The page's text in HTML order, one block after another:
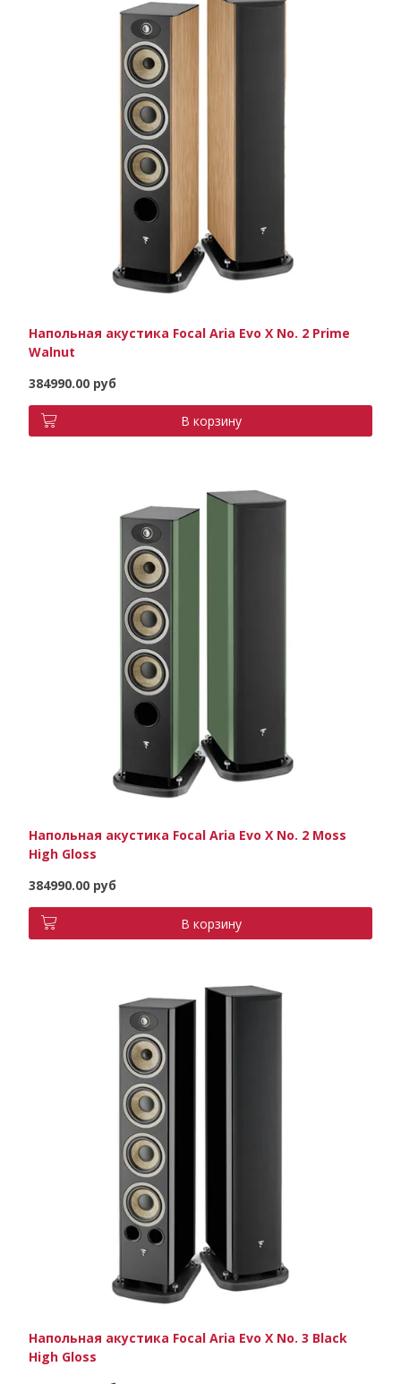
Напольная акустика Focal Aria Evo X No. 2 Prime
Walnut
384990.00 руб
В корзину
Напольная акустика Focal Aria Evo X No. 2 Moss
High Gloss
384990.00 руб
В корзину
Напольная акустика Focal Aria Evo X No. 3 Black
High Gloss